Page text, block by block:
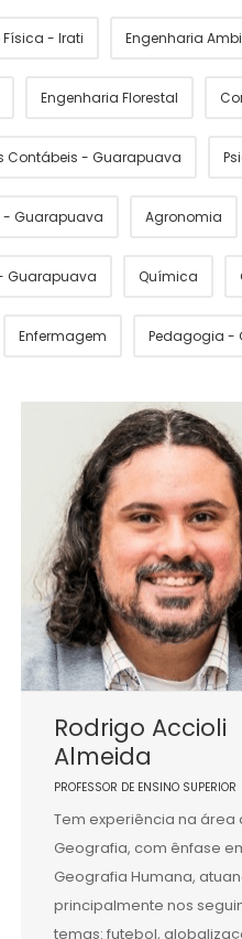
- Irati Engenharia
Engenharia Florestal
Contábeis - Guarapuava
Guarapuava Agronomia
Guarapuava Química
Enfermagem Pedagogia -
Rodrigo Accioli
Almeida
PROFESSOR DE ENSINO SUPERIOR
Tem experiência na área
Geografia, com ênfase
Geografia Humana,
principalmente nos
temas: futebol,